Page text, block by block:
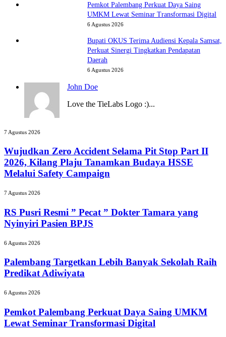
Pemkot Palembang Perkuat Daya Saing
UMKM Lewat Seminar Transformasi Digital
6 Agustus 2026
Bupati OKUS Terima Audiensi Kepala Samsat,
Perkuat Sinergi Tingkatkan Pendapatan
Daerah
6 Agustus 2026
John Doe
Love the TieLabs Logo :)...
Wujudkan
Accident
Selama
Pit
Stop
II
Kilang
Plaju
Budaya
Melalui
Safety
Campaign
7 Agustus 2026
Wujudkan Zero Accident Selama Pit Stop Part II
2026, Kilang Plaju Tanamkan Budaya HSSE
Melalui Safety Campaign
RS
Resmi
”
Pecat
Dokter
yang
Nyinyiri
BPJS
7 Agustus 2026
RS Pusri Resmi ” Pecat ” Dokter Tamara yang
Nyinyiri Pasien BPJS
Palembang
Lebih
Banyak
Sekolah
Predikat
6 Agustus 2026
Palembang Targetkan Lebih Banyak Sekolah Raih
Predikat Adiwiyata
Pemkot
Perkuat
Daya
Saing
6 Agustus 2026
Pemkot Palembang Perkuat Daya Saing UMKM
Lewat Seminar Transformasi Digital